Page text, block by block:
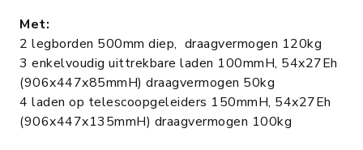
Met:
2 legborden 500mm diep, draagvermogen 120kg
3 enkelvoudig uittrekbare laden 100mmH, 54x27Eh
(906x447x85mmH) draagvermogen 50kg
4 laden op telescoopgeleiders 150mmH, 54x27Eh
(906x447x135mmH) draagvermogen 100kg